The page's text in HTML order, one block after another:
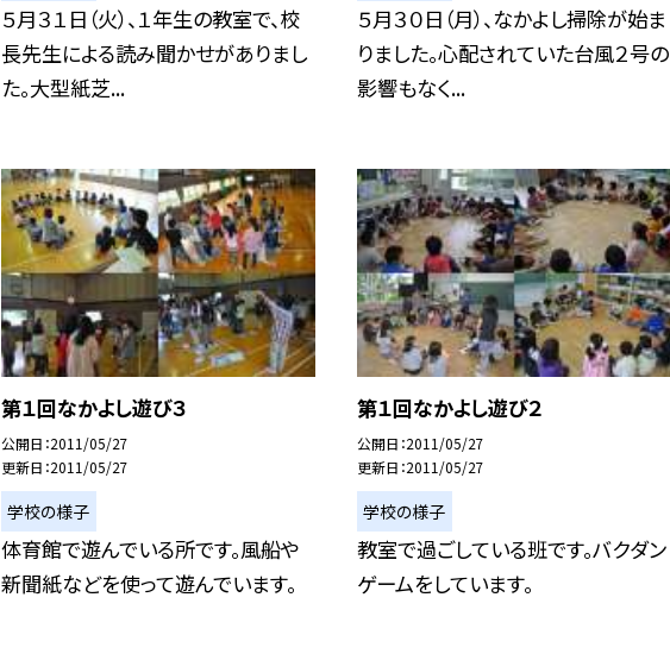
５月３１日（火）、１年生の教室で、校
長先生による読み聞かせがありまし
た。大型紙芝...
５月３０日（月）、なかよし掃除が始ま
りました。心配されていた台風２号の
影響もなく...
第１回なかよし遊び３
公開日 2011/05/27
更新日 2011/05/27
学校の様子
体育館で遊んでいる所です。風船や
新聞紙などを使って遊んでいます。
第１回なかよし遊び２
公開日 2011/05/27
更新日 2011/05/27
学校の様子
教室で過ごしている班です。バクダン
ゲームをしています。